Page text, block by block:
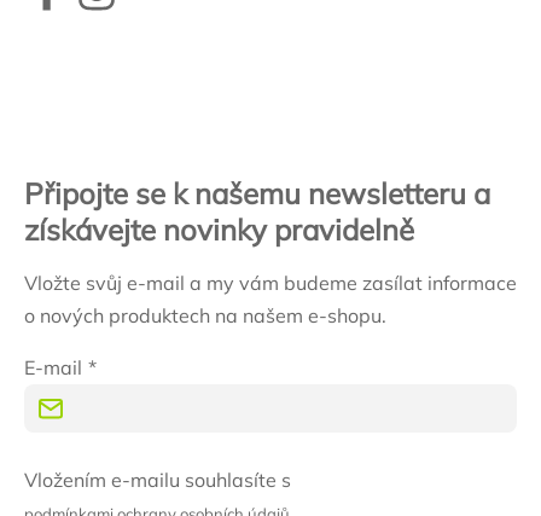
Připojte se k našemu newsletteru a
získávejte novinky pravidelně
Vložte svůj e-mail a my vám budeme zasílat informace
o nových produktech na našem e-shopu.
E-mail
Vložením e-mailu souhlasíte s